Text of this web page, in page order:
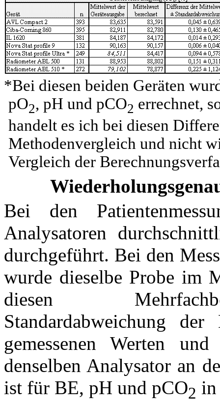
*Bei diesen beiden Geräten
pO2, pH und pCO2 errechnet,
handelt es ich bei diesen
Methodenvergleich und nicht
Vergleich der
Bei den
Analysatoren
durchgeführt. Bei den
wurde dieselbe Probe im
diesen
Standardabweichung
gemessenen Werten
denselben Analysator an
ist für BE, pH und pCO2 in